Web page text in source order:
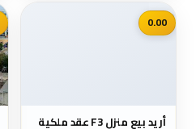
📷
0.00
أريد بيع منزل F3 عقد ملكية